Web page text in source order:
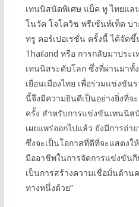
เทนนิสนัดพิเศษ แบ็ค ทู ไทยแล
โนวัค โจโควิช พรีเซ้นท์เท็ด บ
ทรู คอร์เปอเรชั่น ครั้งนี้ ได้จัด
Thailand หรือ การกลับมาประ
เทนนิสระดับโลก ซึ่งที่ผ่านมาทั้
เยือนเมืองไทย เพื่อร่วมแข่งขัน
นี้จึงมีความยินดีเป็นอย่างยิ่งที่จ
ครั้ง สำหรับการแข่งขันเทนนิ
เผยแพร่ออกไปแล้ว ยังมีการถ่
ซึ่งจะเป็นโอกาสที่ดีที่จะแสดงใ
มืออาชีพในการจัดการแข่งขัน
เป็นการสร้างความเชื่อมั่นด้าน
ทางหนึ่งด้วย”